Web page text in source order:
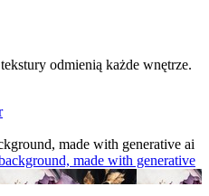
odmienią każde wnętrze.
made with generative ai